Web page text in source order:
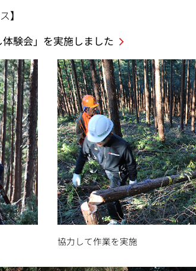
】
験会」を実施しました
協力して作業を実施